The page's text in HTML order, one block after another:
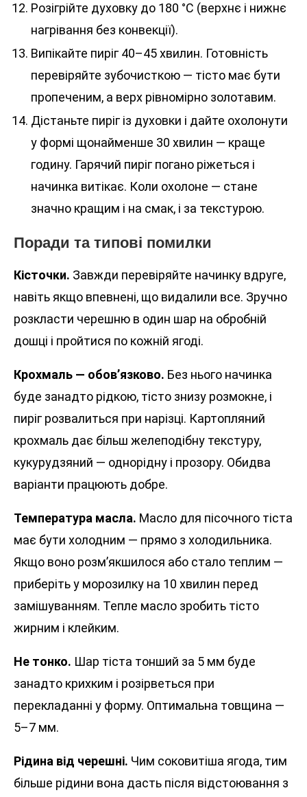
Розігрійте духовку до 180 °C (верхнє і нижнє
нагрівання без конвекції).
Випікайте пиріг 40–45 хвилин. Готовність
перевіряйте зубочисткою — тісто має бути
пропеченим, а верх рівномірно золотавим.
Дістаньте пиріг із духовки і дайте охолонути
у формі щонайменше 30 хвилин — краще
годину. Гарячий пиріг погано ріжеться і
начинка витікає. Коли охолоне — стане
значно кращим і на смак, і за текстурою.
Поради та типові помилки
Кісточки. Завжди перевіряйте начинку вдруге,
навіть якщо впевнені, що видалили все. Зручно
розкласти черешню в один шар на обробній
дошці і пройтися по кожній ягоді.
Крохмаль — обов’язково. Без нього начинка
буде занадто рідкою, тісто знизу розмокне, і
пиріг розвалиться при нарізці. Картопляний
крохмаль дає більш желеподібну текстуру,
кукурудзяний — однорідну і прозору. Обидва
варіанти працюють добре.
Температура масла. Масло для пісочного тіста
має бути холодним — прямо з холодильника.
Якщо воно розм’якшилося або стало теплим —
приберіть у морозилку на 10 хвилин перед
замішуванням. Тепле масло зробить тісто
жирним і клейким.
Не тонко. Шар тіста тонший за 5 мм буде
занадто крихким і розірветься при
перекладанні у форму. Оптимальна товщина —
5–7 мм.
Рідина від черешні. Чим соковитіша ягода, тим
більше рідини вона дасть після відстоювання з